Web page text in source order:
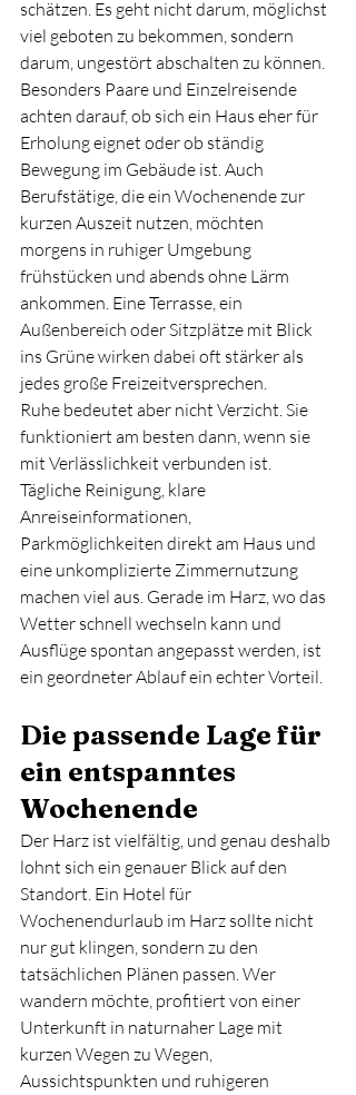
schätzen. Es geht nicht darum, möglichst
viel geboten zu bekommen, sondern
darum, ungestört abschalten zu können.
Besonders Paare und Einzelreisende
achten darauf, ob sich ein Haus eher für
Erholung eignet oder ob ständig
Bewegung im Gebäude ist. Auch
Berufstätige, die ein Wochenende zur
kurzen Auszeit nutzen, möchten
morgens in ruhiger Umgebung
frühstücken und abends ohne Lärm
ankommen. Eine Terrasse, ein
Außenbereich oder Sitzplätze mit Blick
ins Grüne wirken dabei oft stärker als
jedes große Freizeitversprechen.
Ruhe bedeutet aber nicht Verzicht. Sie
funktioniert am besten dann, wenn sie
mit Verlässlichkeit verbunden ist.
Tägliche Reinigung, klare
Anreiseinformationen,
Parkmöglichkeiten direkt am Haus und
eine unkomplizierte Zimmernutzung
machen viel aus. Gerade im Harz, wo das
Wetter schnell wechseln kann und
Ausflüge spontan angepasst werden, ist
ein geordneter Ablauf ein echter Vorteil.
Die passende Lage für
ein entspanntes
Wochenende
Der Harz ist vielfältig, und genau deshalb
lohnt sich ein genauer Blick auf den
Standort. Ein Hotel für
Wochenendurlaub im Harz sollte nicht
nur gut klingen, sondern zu den
tatsächlichen Plänen passen. Wer
wandern möchte, profitiert von einer
Unterkunft in naturnaher Lage mit
kurzen Wegen zu Wegen,
Aussichtspunkten und ruhigeren